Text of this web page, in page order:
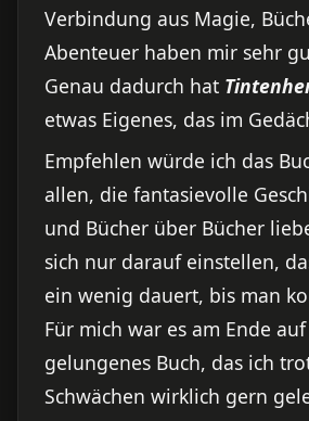
Verbindung aus Magie,
Abenteuer haben mir sehr
Genau dadurch hat
etwas Eigenes, das im
Empfehlen würde ich das
allen, die fantasievolle
und Bücher über Bücher
sich nur darauf einstellen,
ein wenig dauert, bis man
Für mich war es am Ende
gelungenes Buch, das ich
Schwächen wirklich gern